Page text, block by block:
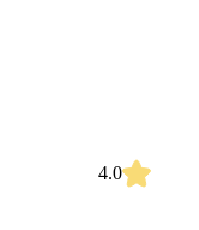
4.0